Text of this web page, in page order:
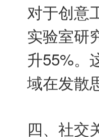
对于创意
实验室研
升55%。
域在发散
四、社交